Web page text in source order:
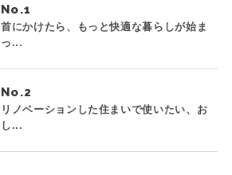
No.
首にかけたら、もっと快適な暮らしが始ま
っ...
No.
リノベーションした住まいで使いたい、お
し...